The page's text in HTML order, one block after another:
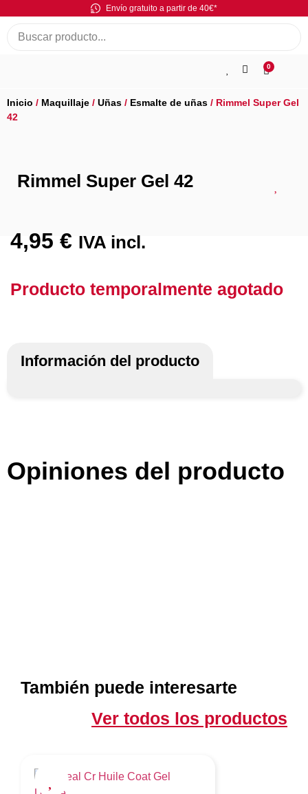
Envío gratuito a partir de 40€*
0
Inicio / Maquillaje / Uñas / Esmalte de uñas / Rimmel Super Gel
42
Rimmel Super Gel 42
4,95 € IVA incl.
Producto temporalmente agotado
Información del producto
Opiniones del producto
También puede interesarte
Ver todos los productos